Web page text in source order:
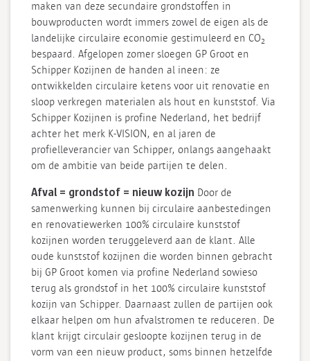
maken van deze secundaire grondstoffen in
bouwproducten wordt immers zowel de eigen als de
landelijke circulaire economie gestimuleerd en CO2
bespaard. Afgelopen zomer sloegen GP Groot en
Schipper Kozijnen de handen al ineen: ze
ontwikkelden circulaire ketens voor uit renovatie en
sloop verkregen materialen als hout en kunststof. Via
Schipper Kozijnen is profine Nederland, het bedrijf
achter het merk K-VISION, en al jaren de
profielleverancier van Schipper, onlangs aangehaakt
om de ambitie van beide partijen te delen.
Afval = grondstof = nieuw kozijn Door de
samenwerking kunnen bij circulaire aanbestedingen
en renovatiewerken 100% circulaire kunststof
kozijnen worden teruggeleverd aan de klant. Alle
oude kunststof kozijnen die worden binnen gebracht
bij GP Groot komen via profine Nederland sowieso
terug als grondstof in het 100% circulaire kunststof
kozijn van Schipper. Daarnaast zullen de partijen ook
elkaar helpen om hun afvalstromen te reduceren. De
klant krijgt circulair gesloopte kozijnen terug in de
vorm van een nieuw product, soms binnen hetzelfde